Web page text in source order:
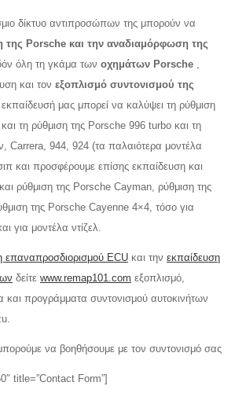
δίκτυο αντιπροσώπων της μπορούν να
της Porsche και την αναδιαμόρφωση της
όλη τη γκάμα των οχημάτων Porsche ,
και τον εξοπλισμό συντονισμού της
μας μπορεί να καλύψει τη ρύθμιση
τη ρύθμιση της Porsche 996 turbo και τη
Carrera, 944, 924 (τα παλαιότερα μοντέλα
και προσφέρουμε επίσης εκπαίδευση και
ρύθμιση της Porsche Cayman, ρύθμιση της
της Porsche Cayenne 4×4, τόσο για
για μοντέλα ντίζελ.
επαναπροσδιορισμού ECU και την εκπαίδευση
δείτε www.remap101.com εξοπλισμό,
και προγράμματα συντονισμού αυτοκινήτων
να βοηθήσουμε με τον συντονισμό σας
title=”Contact Form”]